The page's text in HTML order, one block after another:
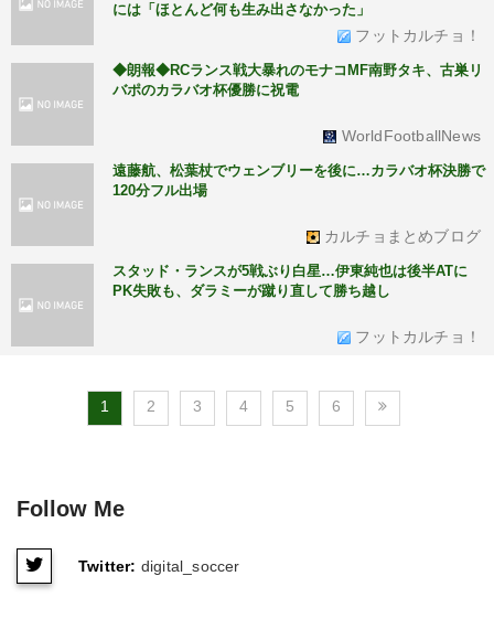
には「ほとんど何も生み出さなかった」
フットカルチョ！
◆朗報◆RCランス戦大暴れのモナコMF南野タキ、古巣リ
バポのカラバオ杯優勝に祝電
WorldFootballNews
遠藤航、松葉杖でウェンブリーを後に…カラバオ杯決勝で
120分フル出場
カルチョまとめブログ
スタッド・ランスが5戦ぶり白星…伊東純也は後半ATに
PK失敗も、ダラミーが蹴り直して勝ち越し
フットカルチョ！
1 2 3 4 5 6
Follow Me
Twitter: digital_soccer